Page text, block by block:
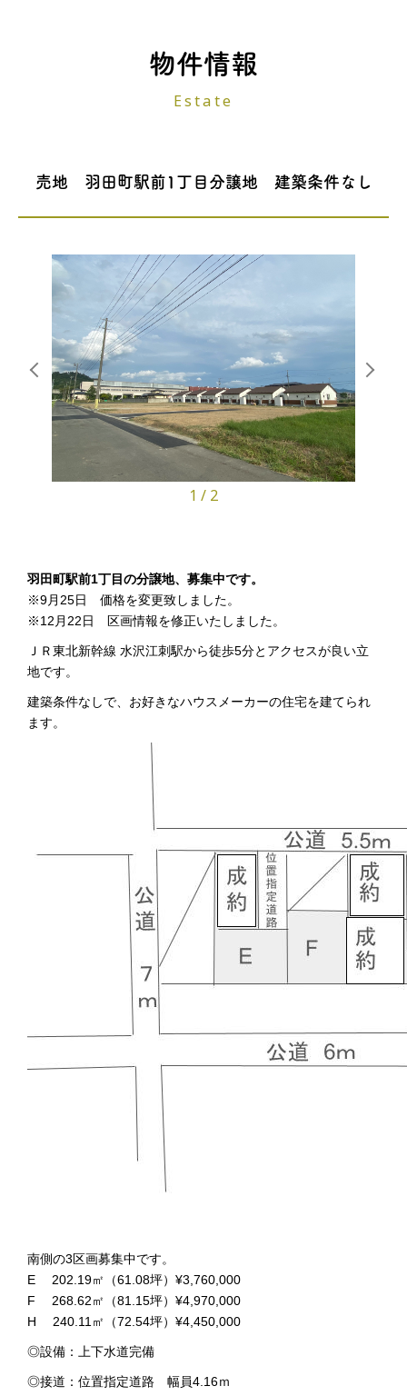
物件情報
Estate
売地 羽田町駅前1丁目分譲地 建築条件なし
1 / 2
羽田町駅前1丁目の分譲地、募集中です。
※9月25日 価格を変更致しました。
※12月22日 区画情報を修正いたしました。
ＪＲ東北新幹線 水沢江刺駅から徒歩5分とアクセスが良い立
地です。
建築条件なしで、お好きなハウスメーカーの住宅を建てられ
ます。
南側の3区画募集中です。
E 202.19㎡（61.08坪）¥3,760,000
F 268.62㎡（81.15坪）¥4,970,000
H 240.11㎡（72.54坪）¥4,450,000
◎設備：上下水道完備
◎接道：位置指定道路 幅員4.16ｍ